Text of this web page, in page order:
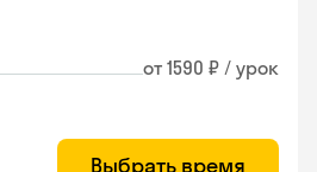
от 1590 ₽ / урок
Выбрать время